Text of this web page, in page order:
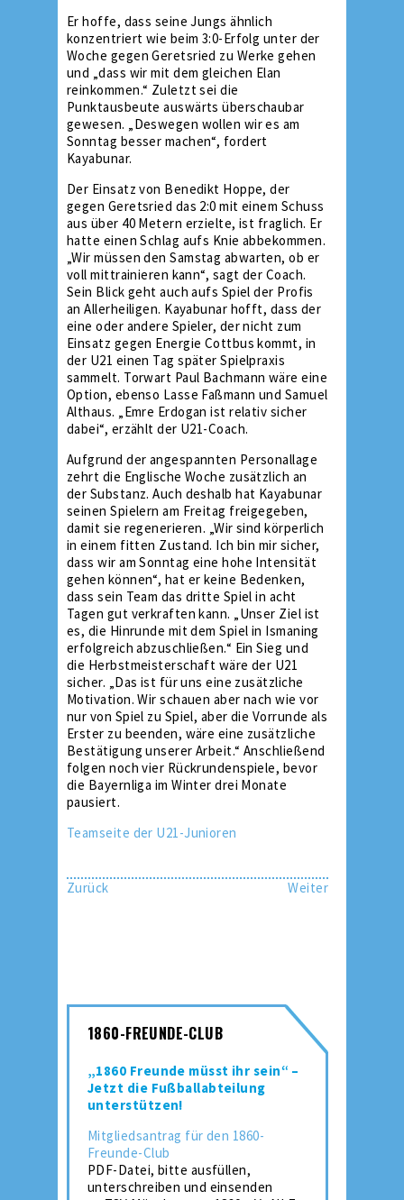
Er hoffe, dass seine Jungs ähnlich
konzentriert wie beim 3:0-Erfolg unter der
Woche gegen Geretsried zu Werke gehen
und „dass wir mit dem gleichen Elan
reinkommen.“ Zuletzt sei die
Punktausbeute auswärts überschaubar
gewesen. „Deswegen wollen wir es am
Sonntag besser machen“, fordert
Kayabunar.
Der Einsatz von Benedikt Hoppe, der
gegen Geretsried das 2:0 mit einem Schuss
aus über 40 Metern erzielte, ist fraglich. Er
hatte einen Schlag aufs Knie abbekommen.
„Wir müssen den Samstag abwarten, ob er
voll mittrainieren kann“, sagt der Coach.
Sein Blick geht auch aufs Spiel der Profis
an Allerheiligen. Kayabunar hofft, dass der
eine oder andere Spieler, der nicht zum
Einsatz gegen Energie Cottbus kommt, in
der U21 einen Tag später Spielpraxis
sammelt. Torwart Paul Bachmann wäre eine
Option, ebenso Lasse Faßmann und Samuel
Althaus. „Emre Erdogan ist relativ sicher
dabei“, erzählt der U21-Coach.
Aufgrund der angespannten Personallage
zehrt die Englische Woche zusätzlich an
der Substanz. Auch deshalb hat Kayabunar
seinen Spielern am Freitag freigegeben,
damit sie regenerieren. „Wir sind körperlich
in einem fitten Zustand. Ich bin mir sicher,
dass wir am Sonntag eine hohe Intensität
gehen können“, hat er keine Bedenken,
dass sein Team das dritte Spiel in acht
Tagen gut verkraften kann. „Unser Ziel ist
es, die Hinrunde mit dem Spiel in Ismaning
erfolgreich abzuschließen.“ Ein Sieg und
die Herbstmeisterschaft wäre der U21
sicher. „Das ist für uns eine zusätzliche
Motivation. Wir schauen aber nach wie vor
nur von Spiel zu Spiel, aber die Vorrunde als
Erster zu beenden, wäre eine zusätzliche
Bestätigung unserer Arbeit.“ Anschließend
folgen noch vier Rückrundenspiele, bevor
die Bayernliga im Winter drei Monate
pausiert.
Teamseite der U21-Junioren
Zurück Weiter
1860-FREUNDE-CLUB
„1860 Freunde müsst ihr sein“ –
Jetzt die Fußballabteilung
unterstützen!
Mitgliedsantrag für den 1860-
Freunde-Club
PDF-Datei, bitte ausfüllen,
unterschreiben und einsenden